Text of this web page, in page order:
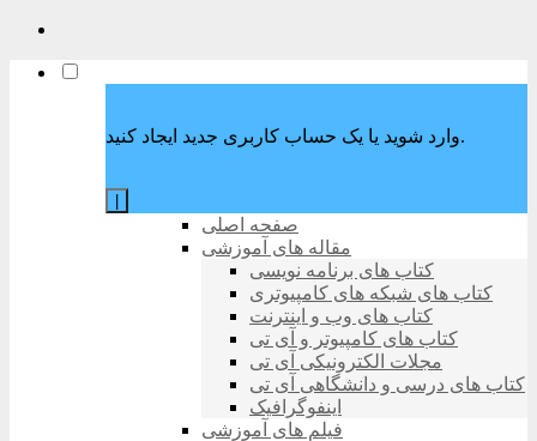
وارد شوید یا یک حساب کاربری جدید ایجاد کنید.
صفحه اصلی
مقاله های آموزشی
کتاب های برنامه نویسی
کتاب های شبکه های کامپیوتری
کتاب های وب و اینترنت
کتاب های کامپیوتر و آی تی
مجلات الکترونیکی آی تی
کتاب های درسی و دانشگاهی آی تی
اینفوگرافیک
فیلم های آموزشی